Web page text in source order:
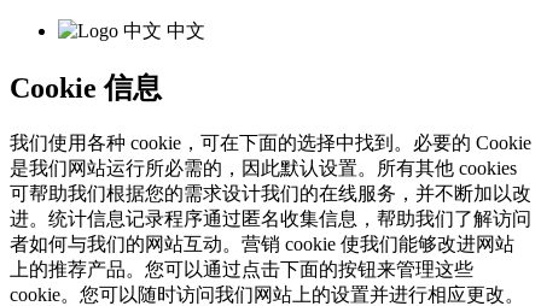
中文
Cookie 信息
我们使用各种 cookie，可在下面的选择中找到。必要的 Cookie
是我们网站运行所必需的，因此默认设置。所有其他 cookies
可帮助我们根据您的需求设计我们的在线服务，并不断加以改
进。统计信息记录程序通过匿名收集信息，帮助我们了解访问
者如何与我们的网站互动。营销 cookie 使我们能够改进网站
上的推荐产品。您可以通过点击下面的按钮来管理这些
cookie。您可以随时访问我们网站上的设置并进行相应更改。